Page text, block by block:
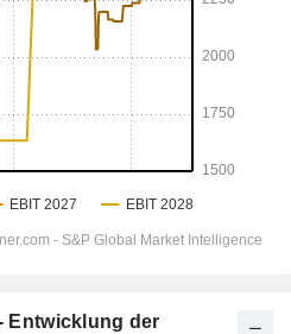
Entwicklung der